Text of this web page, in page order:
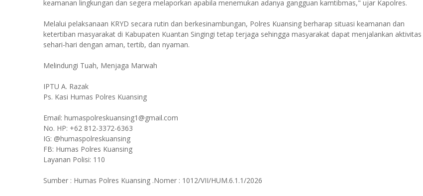
keamanan lingkungan dan segera melaporkan apabila menemukan adanya gangguan kamtibmas," ujar Kapolres.
Melalui pelaksanaan KRYD secara rutin dan berkesinambungan, Polres Kuansing berharap situasi keamanan dan
ketertiban masyarakat di Kabupaten Kuantan Singingi tetap terjaga sehingga masyarakat dapat menjalankan aktivitas
sehari-hari dengan aman, tertib, dan nyaman.
Melindungi Tuah, Menjaga Marwah
IPTU A. Razak
Ps. Kasi Humas Polres Kuansing
Email: humaspolreskuansing1@gmail.com
No. HP: +62 812-3372-6363
IG: @humaspolreskuansing
FB: Humas Polres Kuansing
Layanan Polisi: 110
Sumber : Humas Polres Kuansing .Nomer : 1012/VII/HUM.6.1.1/2026